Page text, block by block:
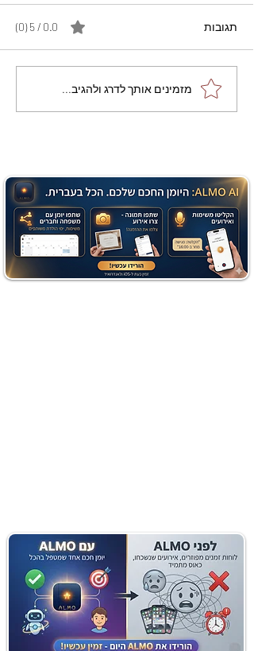
מתכון מנצח עוגת מייפל
שוקולד בחושה וקלה - זיוה
תגובות 0.0 / 5 ‏(0)
מזמינים אותך לדרג ולהגיב...